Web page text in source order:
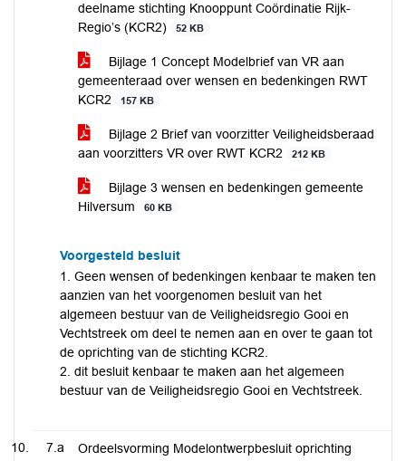
deelname stichting Knooppunt Coördinatie Rijk-
Regio’s (KCR2)
52 KB
Bijlage 1 Concept Modelbrief van VR aan
gemeenteraad over wensen en bedenkingen RWT
KCR2
157 KB
Bijlage 2 Brief van voorzitter Veiligheidsberaad
aan voorzitters VR over RWT KCR2
212 KB
Bijlage 3 wensen en bedenkingen gemeente
Hilversum
60 KB
Voorgesteld besluit
1. Geen wensen of bedenkingen kenbaar te maken ten
aanzien van het voorgenomen besluit van het
algemeen bestuur van de Veiligheidsregio Gooi en
Vechtstreek om deel te nemen aan en over te gaan tot
de oprichting van de stichting KCR2.
2. dit besluit kenbaar te maken aan het algemeen
bestuur van de Veiligheidsregio Gooi en Vechtstreek.
7.a Ordeelsvorming Modelontwerpbesluit oprichting